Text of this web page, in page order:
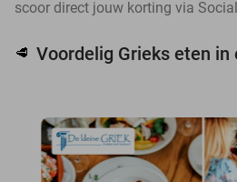
scoor direct jouw korting via
🥩 Voordelig Grieks eten in